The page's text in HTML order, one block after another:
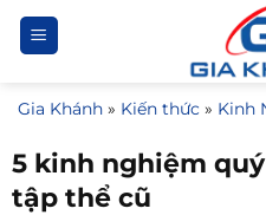
Bỏ
qua
dung
Gia Khánh » Kiến thức » Kinh
5 kinh nghiệm
tập thể cũ